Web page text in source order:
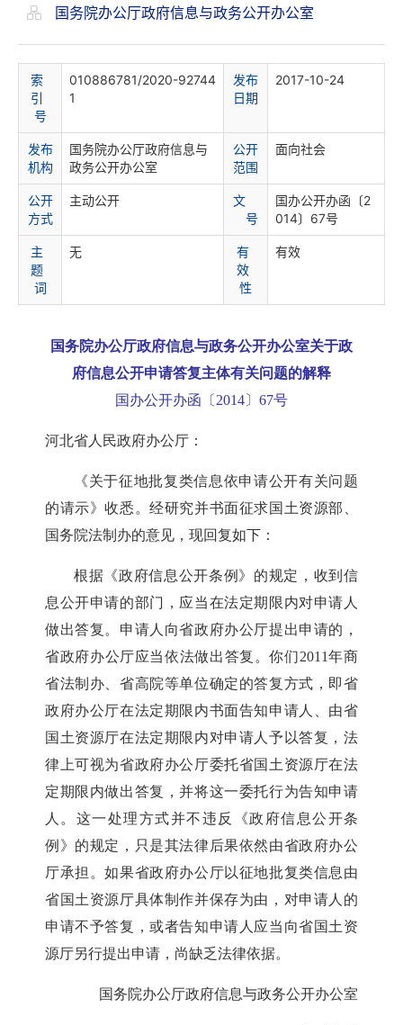
国务院办公厅政府信息与政务公开办公室
索
引
号
010886781/2020-92744
1
发布
日期
2017-10-24
发布
机构
国务院办公厅政府信息与
政务公开办公室
公开
范围
面向社会
公开
方式
主动公开
文
号
国办公开办函〔2
014〕67号
主
题
词
无
有
效
性
有效
国务院办公厅政府信息与政务公开办公室关于政
府信息公开申请答复主体有关问题的解释
国办公开办函〔2014〕67号
河北省人民政府办公厅：
《关于征地批复类信息依申请公开有关问题
的请示》收悉。经研究并书面征求国土资源部、
国务院法制办的意见，现回复如下：
根据《政府信息公开条例》的规定，收到信
息公开申请的部门，应当在法定期限内对申请人
做出答复。申请人向省政府办公厅提出申请的，
省政府办公厅应当依法做出答复。你们2011年商
省法制办、省高院等单位确定的答复方式，即省
政府办公厅在法定期限内书面告知申请人、由省
国土资源厅在法定期限内对申请人予以答复，法
律上可视为省政府办公厅委托省国土资源厅在法
定期限内做出答复，并将这一委托行为告知申请
人。这一处理方式并不违反《政府信息公开条
例》的规定，只是其法律后果依然由省政府办公
厅承担。如果省政府办公厅以征地批复类信息由
省国土资源厅具体制作并保存为由，对申请人的
申请不予答复，或者告知申请人应当向省国土资
源厅另行提出申请，尚缺乏法律依据。
国务院办公厅政府信息与政务公开办公室